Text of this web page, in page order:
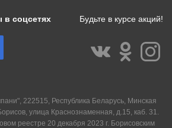
222515, Республика Беларусь, Минская
улица Краснознаменная, д.15, каб. 31.
реестре 20 декабря 2023 г. Борисовским
в соцсетях Будьте в курсе акций!